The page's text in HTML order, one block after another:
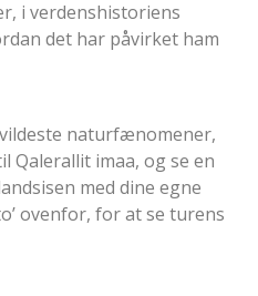
i verdenshistoriens
det har påvirket ham
naturfænomener,
Qalerallit imaa, og se en
med dine egne
ovenfor, for at se turens